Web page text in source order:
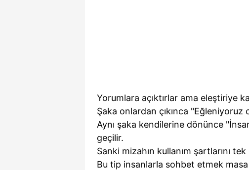
Yorumlara açıktırlar ama eleştiriye
Şaka onlardan çıkınca "Eğleniyoruz
Aynı şaka kendilerine dönünce
geçilir.
Sanki mizahın kullanım şartlarını tek
Bu tip insanlarla sohbet etmek